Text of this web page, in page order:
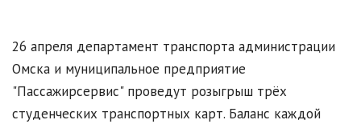
26 апреля департамент транспорта администрации
Омска и муниципальное предприятие
"Пассажирсервис" проведут розыгрыш трёх
студенческих транспортных карт. Баланс каждой